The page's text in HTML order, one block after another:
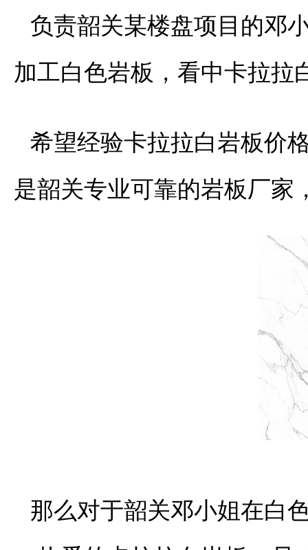
负责韶关某楼盘项目的邓
加工白色岩板，看中卡拉拉
希望经验卡拉拉白岩板价
是韶关专业可靠的岩板厂家
那么对于韶关邓小姐在白